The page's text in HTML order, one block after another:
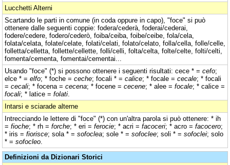
Lucchetti Alterni
Scartando le parti in comune (in coda oppure in capo), "foce" si può
ottenere dalle seguenti coppie: fodera/cederà, foderai/cederai,
fodere/cedere, fodero/cederò, foiba/ceiba, foibe/ceibe, fola/cela,
folata/celata, folate/celate, folati/celati, folato/celato, folla/cella, folle/celle,
folletta/celletta, follette/cellette, folli/celli, folta/celta, folte/celte, folti/celti,
fomenta/cementa, fomentai/cementai...
Usando "foce" (*) si possono ottenere i seguenti risultati: cece * = cefo;
elce * = elfo; * foche = ceche; focali * = calice; * focale = cecale; * focali
= cecali; * focena = cecena; * focene = cecene; * alee = focale; * calice =
focali; * latice = folati
Intarsi e sciarade alterne
Intrecciando le lettere di "foce" (*) con un'altra parola si può ottenere: * ih
= fioche; * rh = forche; * eri = ferocie; * acri = facoceri; * acro = facocero;
* iris = fiorisce; sola * = sofoclea; sole * = sofoclee; soli * = sofoclei; solo
* = sofocleo
Definizioni da Dizionari Storici